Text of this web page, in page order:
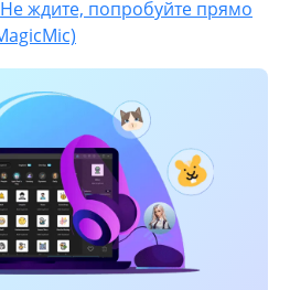
Не ждите, попробуйте прямо